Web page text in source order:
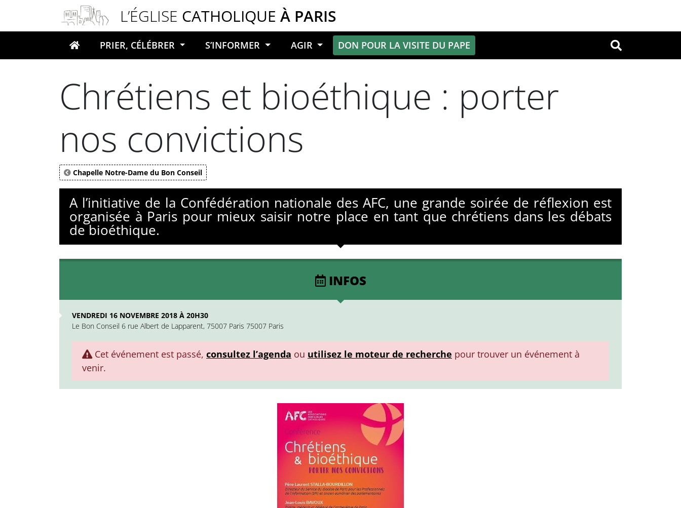
L’ÉGLISE CATHOLIQUE À PARIS
Votre recherche OK
PRIER, CÉLÉBRER S’INFORMER AGIR DON POUR LA VISITE DU PAPE
Chrétiens et bioéthique : porter
nos convictions
Chapelle Notre-Dame du Bon Conseil
A l’initiative de la Confédération nationale des AFC, une grande soirée de réflexion est
organisée à Paris pour mieux saisir notre place en tant que chrétiens dans les débats
de bioéthique.
INFOS
VENDREDI 16 NOVEMBRE 2018 À 20H30
Le Bon Conseil 6 rue Albert de Lapparent, 75007 Paris 75007 Paris
Cet événement est passé, consultez l’agenda ou utilisez le moteur de recherche pour trouver un événement à
venir.
Panneau de gestion des cookies